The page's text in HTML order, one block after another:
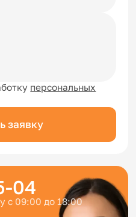
персональных
заявку
04
с 09:00 до 18:00